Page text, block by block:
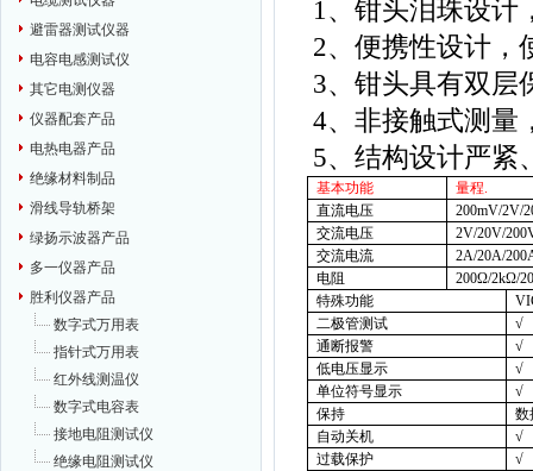
避雷器测试仪器
电容电感测试仪
其它电测仪器
仪器配套产品
电热电器产品
绝缘材料制品
滑线导轨桥架
绿扬示波器产品
多一仪器产品
胜利仪器产品
数字式万用表
指针式万用表
红外线测温仪
数字式电容表
接地电阻测试仪
绝缘电阻测试仪
1 、钳头泪珠设计
2、便携性设计，
3、钳头具有双层
4、非接触式测量
5、结构设计严紧
基本功能 量程
直流电压
200mV/2V/
交流电压
2V/20V/
交流电流
2A/20A/
电阻
200Ω/2kΩ/
特殊功能
二极管测试
√
通断报警
√
低电压显示
√
单位符号显示
√
保持
数
自动关机
√
过载保护
√